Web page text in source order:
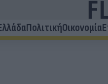
ΠολιτικήΟικονομία